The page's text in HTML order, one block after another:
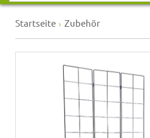
Startseite Zubehör